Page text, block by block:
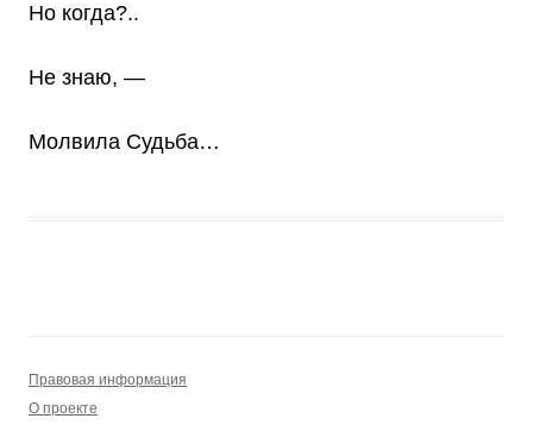
Но когда?..
Не знаю, —
Молвила Судьба…
Правовая информация
О проекте